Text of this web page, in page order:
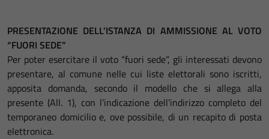
PRESENTAZIONE DELL’ISTANZA DI AMMISSIONE AL VOTO
“FUORI SEDE”
Per poter esercitare il voto “fuori sede”, gli interessati devono
presentare, al comune nelle cui liste elettorali sono iscritti,
apposita domanda, secondo il modello che si allega alla
presente (All. 1), con l’indicazione dell’indirizzo completo del
temporaneo domicilio e, ove possibile, di un recapito di posta
elettronica.